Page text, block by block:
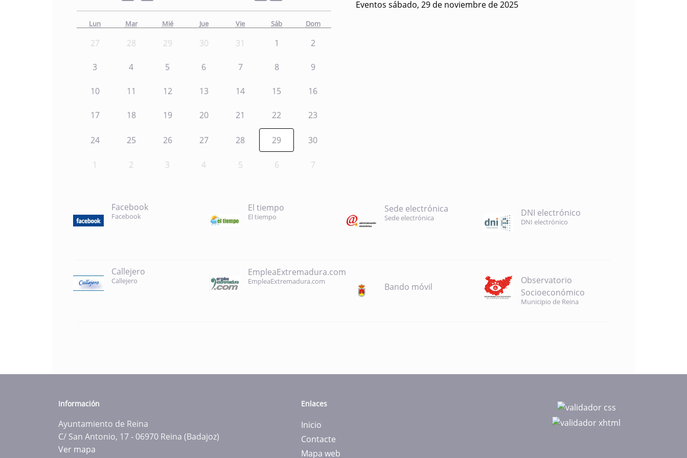
Lun Mar Mié Jue Vie Sáb Dom
27 28 29 30 31 1 2
3 4 5 6 7 8 9
10 11 12 13 14 15 16
17 18 19 20 21 22 23
24 25 26 27 28 29 30
1 2 3 4 5 6 7
Eventos sábado, 29 de noviembre de 2025
Facebook
Facebook
El tiempo
El tiempo
Sede electrónica
Sede electrónica DNI electrónico
DNI electrónico
Callejero
Callejero
EmpleaExtremadura.com
EmpleaExtremadura.com
Bando móvil
Observatorio
Socioeconómico
Municipio de Reina
Información
Ayuntamiento de Reina
C/ San Antonio, 17 - 06970 Reina (Badajoz)
Ver mapa
Enlaces
Inicio
Contacte
Mapa web